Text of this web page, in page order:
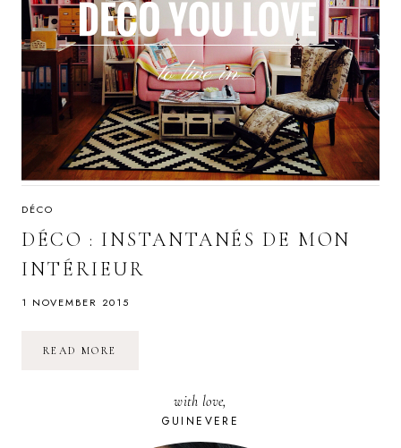
DÉCO
DÉCO : INSTANTANÉS DE MON
INTÉRIEUR
1 NOVEMBER 2015
READ MORE
with love,
GUINEVERE